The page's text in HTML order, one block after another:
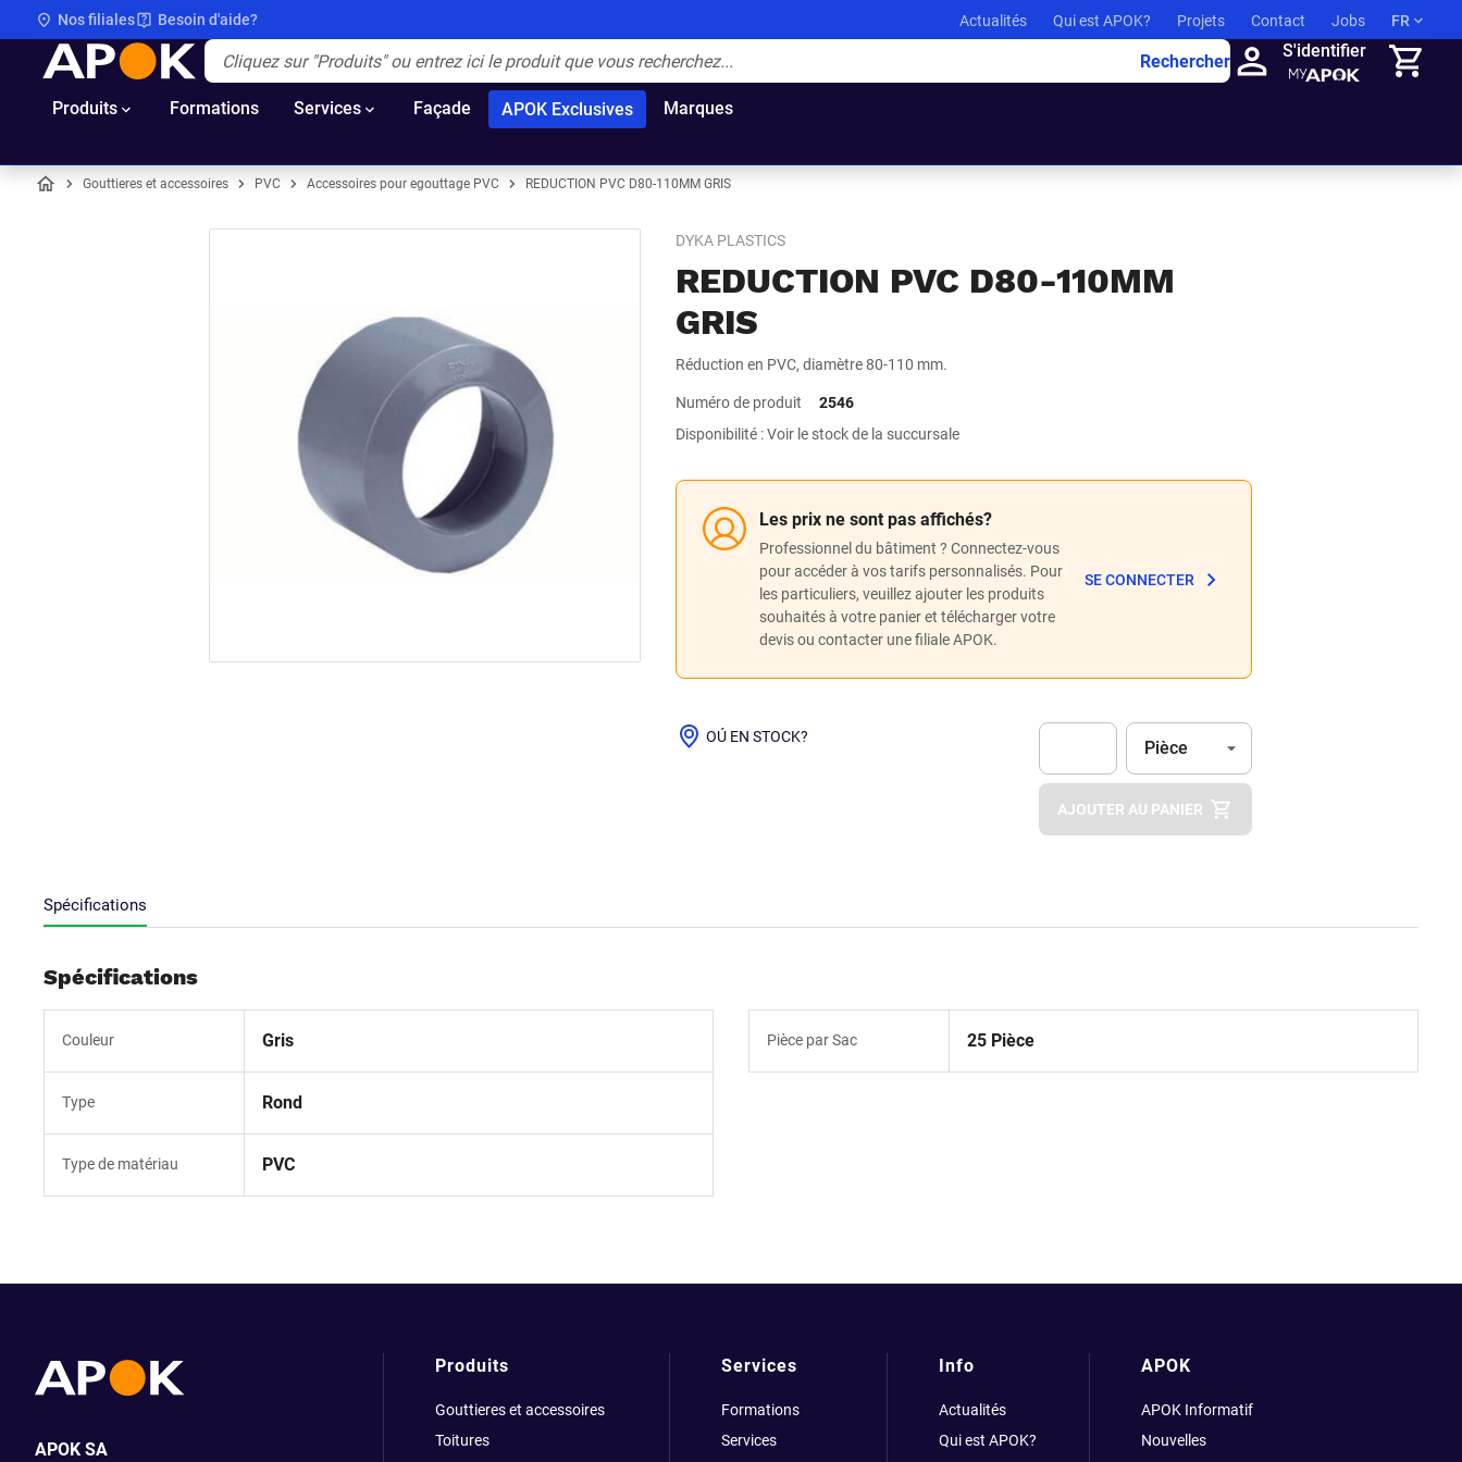
Nos filiales Besoin d'aide? Actualités Qui est APOK? Projets Contact Jobs FR
APOK Rechercher
S'identifier
Produits Formations Services Façade APOK Exclusives Marques
Gouttieres et accessoires PVC Accessoires pour egouttage PVC REDUCTION PVC D80-110MM GRIS
DYKA PLASTICS
REDUCTION PVC D80-110MM
GRIS
Réduction en PVC, diamètre 80-110 mm.
Numéro de produit
2546
Disponibilité : Voir le stock de la succursale
Les prix ne sont pas affichés?
Professionnel du bâtiment ? Connectez-vous
pour accéder à vos tarifs personnalisés. Pour
les particuliers, veuillez ajouter les produits
souhaités à votre panier et télécharger votre
devis ou contacter une filiale APOK.
SE CONNECTER
OÚ EN STOCK?
Apok.Product.Detail.AddToCart.Quantity
Unité
Pièce
AJOUTER AU PANIER
Spécifications
Spécifications
Couleur Gris
Type Rond
Type de matériau PVC
Pièce par Sac 25 Pièce
APOK SA
Produits
Gouttieres et accessoires
Toitures
Services
Formations
Services
Info
Actualités
Qui est APOK?
APOK
APOK Informatif
Nouvelles